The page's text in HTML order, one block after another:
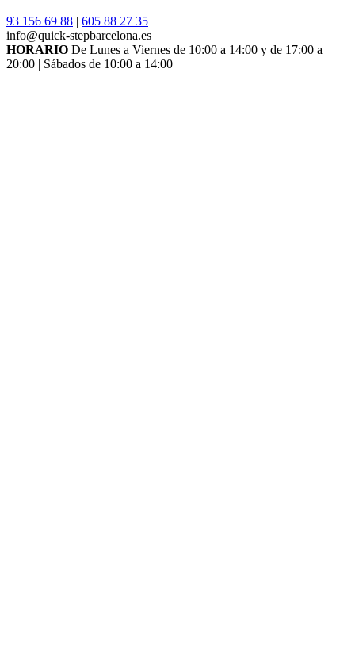
93 156 69 88 | 605 88 27 35
info@quick-stepbarcelona.es
HORARIO De Lunes a Viernes de 10:00 a 14:00 y de 17:00 a
20:00 | Sábados de 10:00 a 14:00